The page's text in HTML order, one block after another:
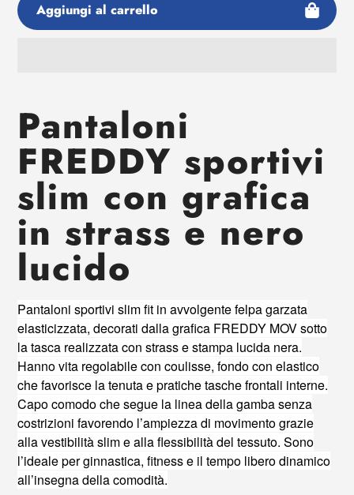
Aggiungi al carrello
prodotto
tuo
carrello
Pantaloni
FREDDY sportivi
slim con grafica
in strass e nero
lucido
Pantaloni sportivi slim fit in avvolgente felpa garzata
elasticizzata, decorati dalla grafica FREDDY MOV sotto
la tasca realizzata con strass e stampa lucida nera.
Hanno vita regolabile con coulisse, fondo con elastico
che favorisce la tenuta e pratiche tasche frontali interne.
Capo comodo che segue la linea della gamba senza
costrizioni favorendo l’ampiezza di movimento grazie
alla vestibilità slim e alla flessibilità del tessuto. Sono
l’ideale per ginnastica, fitness e il tempo libero dinamico
all’insegna della comodità.